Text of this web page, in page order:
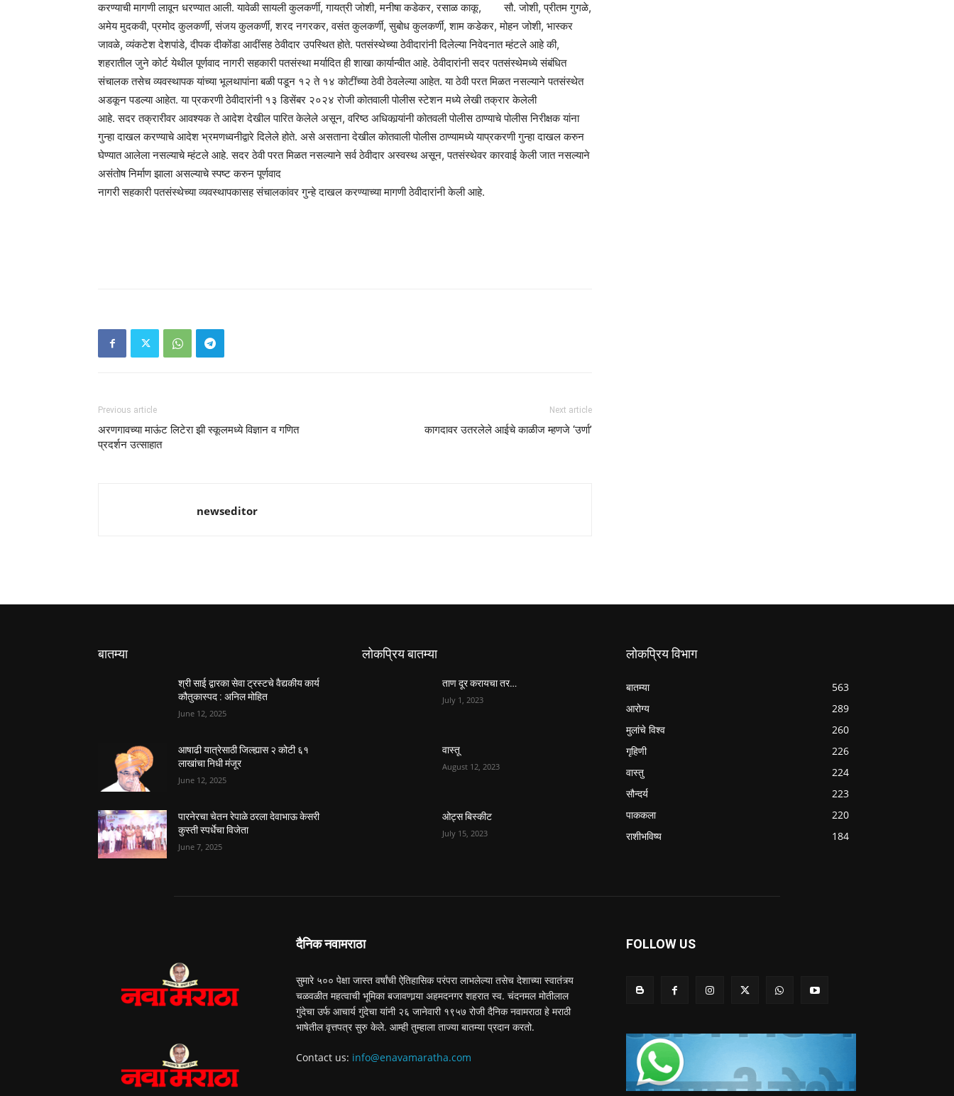
करण्याची मागणी लावून धरण्यात आली. यावेळी सायली कुलकर्णी, गायत्री जोशी, मनीषा कडेकर, रसाळ काकू, सौ. जोशी, प्रीतम गुगळे,
अमेय मुदकवी, प्रमोद कुलकर्णी, संजय कुलकर्णी, शरद नगरकर, वसंत कुलकर्णी, सुबोध कुलकर्णी, शाम कडेकर, मोहन जोशी, भास्कर
जावळे, व्यंकटेश देशपांडे, दीपक दीकोंडा आदींसह ठेवीदार उपस्थित होते. पतसंस्थेच्या ठेवीदारांनी दिलेल्या निवेदनात म्हंटले आहे की,
शहरातील जुने कोर्ट येथील पूर्णवाद नागरी सहकारी पतसंस्था मर्यादित ही शाखा कार्यान्वीत आहे. ठेवीदारांनी सदर पतसंस्थेमध्ये संबंधित
संचालक तसेच व्यवस्थापक यांच्या भूलथापांना बळी पडून १२ ते १४ कोटींच्या ठेवी ठेवलेल्या आहेत. या ठेवी परत मिळत नसल्याने पतसंस्थेत
अडकून पडल्या आहेत. या प्रकरणी ठेवीदारांनी १३ डिसेंबर २०२४ रोजी कोतवाली पोलीस स्टेशन मध्ये लेखी तक्रार केलेली
आहे. सदर तक्रारीवर आवश्यक ते आदेश देखील पारित केलेले असून, वरिष्ठ अधिकार्‍यांनी कोतवली पोलीस ठाण्याचे पोलीस निरीक्षक यांना
गुन्हा दाखल करण्याचे आदेश भ्रमणध्वनीद्वारे दिलेले होते. असे असताना देखील कोतवाली पोलीस ठाण्यामध्ये याप्रकरणी गुन्हा दाखल करुन
घेण्यात आलेला नसल्याचे म्हंटले आहे. सदर ठेवी परत मिळत नसल्याने सर्व ठेवीदार अस्वस्थ असून, पतसंस्थेवर कारवाई केली जात नसल्याने
असंतोष निर्माण झाला असल्याचे स्पष्ट करुन पूर्णवाद
नागरी सहकारी पतसंस्थेच्या व्यवस्थापकासह संचालकांवर गुन्हे दाखल करण्याच्या मागणी ठेवीदारांनी केली आहे.
Previous article
अरणगावच्या माऊंट लिटेरा झी स्कूलमध्ये विज्ञान व गणित
प्रदर्शन उत्साहात
Next article
कागदावर उतरलेले आईचे काळीज म्हणजे ‘उर्णा’
newseditor
बातम्या
श्री साई द्वारका सेवा ट्रस्टचे वैद्यकीय कार्य
कौतुकास्पद : अनिल मोहित
June 12, 2025
आषाढी यात्रेसाठी जिल्ह्यास २ कोटी ६१
लाखांचा निधी मंजूर
June 12, 2025
पारनेरचा चेतन रेपाळे ठरला देवाभाऊ केसरी
कुस्ती स्पर्धेचा विजेता
June 7, 2025
लोकप्रिय बातम्या
ताण दूर करायचा तर…
July 1, 2023
वास्तू
August 12, 2023
ओट्स बिस्कीट
July 15, 2023
लोकप्रिय विभाग
बातम्या
563
आरोग्य
289
मुलांचे विश्व
260
गृहिणी
226
वास्तु
224
सौन्दर्य
223
पाककला
220
राशीभविष्य
184
दैनिक नवामराठा
सुमारे ५०० पेक्षा जास्त वर्षांची ऐतिहासिक परंपरा लाभलेल्या तसेच देशाच्या स्वातंत्र्य
चळवळीत महत्वाची भूमिका बजावणार्‍या अहमदनगर शहरात स्व. चंदनमल मोतीलाल
गुंदेचा उर्फ आचार्य गुंदेचा यांनी २६ जानेवारी १९५७ रोजी दैनिक नवामराठा हे मराठी
भाषेतील वृत्तपत्र सुरु केले. आम्ही तुम्हाला ताज्या बातम्या प्रदान करतो.
Contact us: info@enavamaratha.com
FOLLOW US